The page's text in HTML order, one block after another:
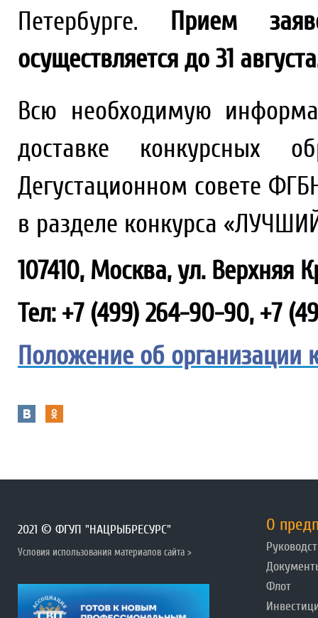
Петербурге. Прием
осуществляется до 31
Всю необходимую
доставке конкурсных
Дегустационном совете
в разделе конкурса
107410, Москва, ул. Верхняя
Тел: +7 (499) 264-90-90, +7
Положение об организации
2021 © ФГУП "НАЦРЫБРЕСУРС"
Условия использования материалов сайта >
О
Флот